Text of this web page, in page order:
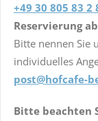
+49 30 805 83 2
Reservierung
Bitte nennen Sie
individuelles
post@hofcafe-
Bitte beachten